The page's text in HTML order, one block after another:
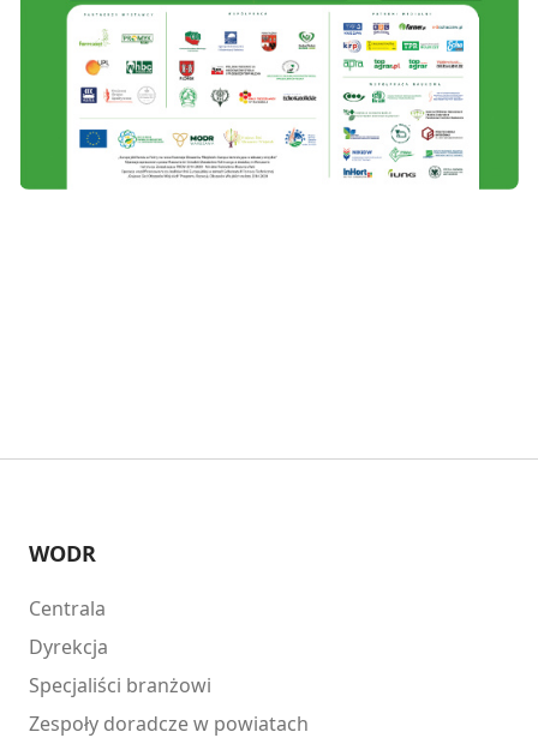
WODR
Centrala
Dyrekcja
Specjaliści branżowi
Zespoły doradcze w powiatach